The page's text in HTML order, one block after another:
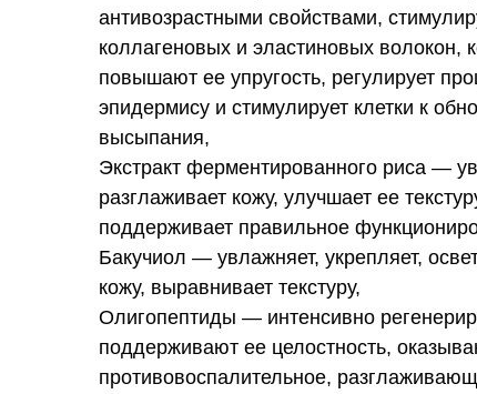
антивозрастными свойствами,
коллагеновых и эластиновых волокон,
повышают ее упругость, регулирует
эпидермису и стимулирует клетки к
высыпания,
Экстракт ферментированного риса —
разглаживает кожу, улучшает ее
поддерживает правильное
Бакучиол — увлажняет, укрепляет,
кожу, выравнивает текстуру,
Олигопептиды — интенсивно
поддерживают ее целостность,
противовоспалительное,